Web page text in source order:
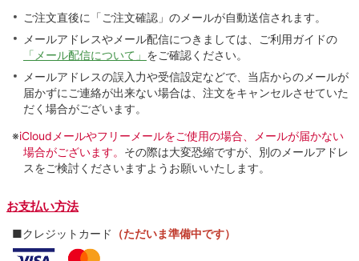
ご注文直後に「ご注文確認」のメールが自動送信されます。
メールアドレスやメール配信につきましては、ご利用ガイドの
「メール配信について」 をご確認ください。
メールアドレスの誤入力や受信設定などで、当店からのメールが
届かずにご連絡が出来ない場合は、注文をキャンセルさせていた
だく場合がございます。
※iCloudメールやフリーメールをご使用の場合、メールが届かない
場合がございます。 その際は大変恐縮ですが、別のメールアドレ
スをご検討くださいますようお願いいたします。
お支払い方法
■クレジットカード （ただいま準備中です）